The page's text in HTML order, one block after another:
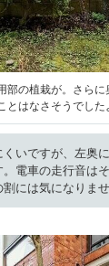
部の植栽が。さら
とはなさそうでした
いですが、左奥
電車の走行音は
には気になりませ